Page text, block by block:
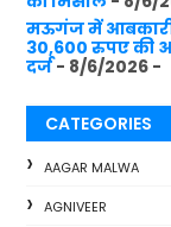
मऊगंज में आबकारी
30,600 रुपए की
दर्ज- 8/6/2026 -
CATEGORIES
AAGAR MALWA
AGNIVEER